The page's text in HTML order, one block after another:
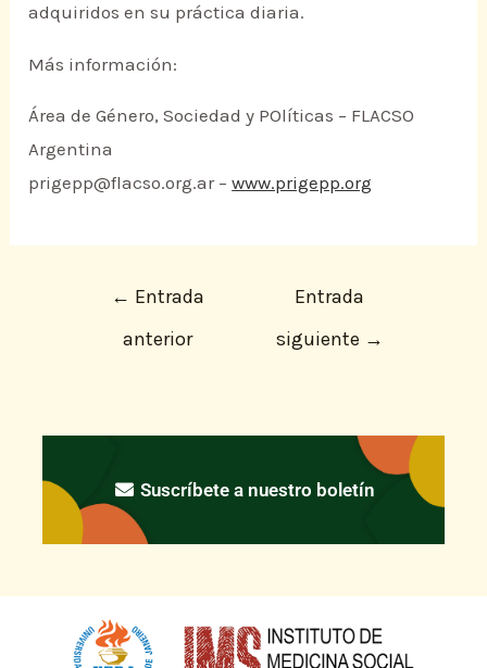
adquiridos en su práctica diaria.
Más información:
Área de Género, Sociedad y POlíticas – FLACSO
Argentina
prigepp@flacso.org.ar –www.prigepp.org
← Entrada
anterior
Entrada
siguiente →
Suscríbete a nuestro boletín